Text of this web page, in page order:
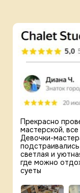
Прекрасно
мастерской,
Девочки-
светлая и
где можно
суеты